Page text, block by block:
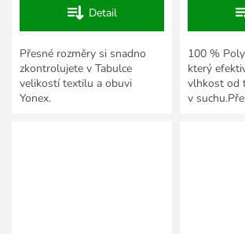
Detail
Přesné rozměry si snadno
zkontrolujete v Tabulce
velikostí textilu a obuvi
Yonex.
100 %
který
vlhkost od
v